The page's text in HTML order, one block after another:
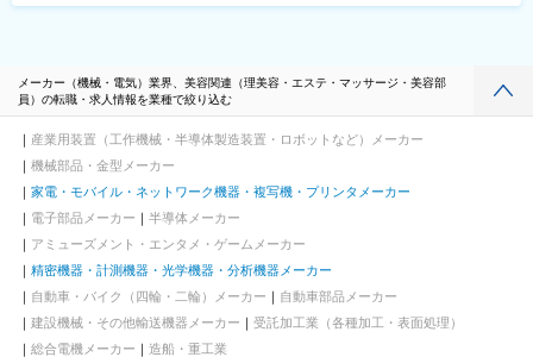
メーカー（機械・電気）業界、美容関連（理美容・エステ・マッサージ・美容部
員）の転職・求人情報を業種で絞り込む
産業用装置（工作機械・半導体製造装置・ロボットなど）メーカー
機械部品・金型メーカー
家電・モバイル・ネットワーク機器・複写機・プリンタメーカー
電子部品メーカー
半導体メーカー
アミューズメント・エンタメ・ゲームメーカー
精密機器・計測機器・光学機器・分析機器メーカー
自動車・バイク（四輪・二輪）メーカー
自動車部品メーカー
建設機械・その他輸送機器メーカー
受託加工業（各種加工・表面処理）
総合電機メーカー
造船・重工業